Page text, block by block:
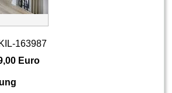
KIL-163987
Euro